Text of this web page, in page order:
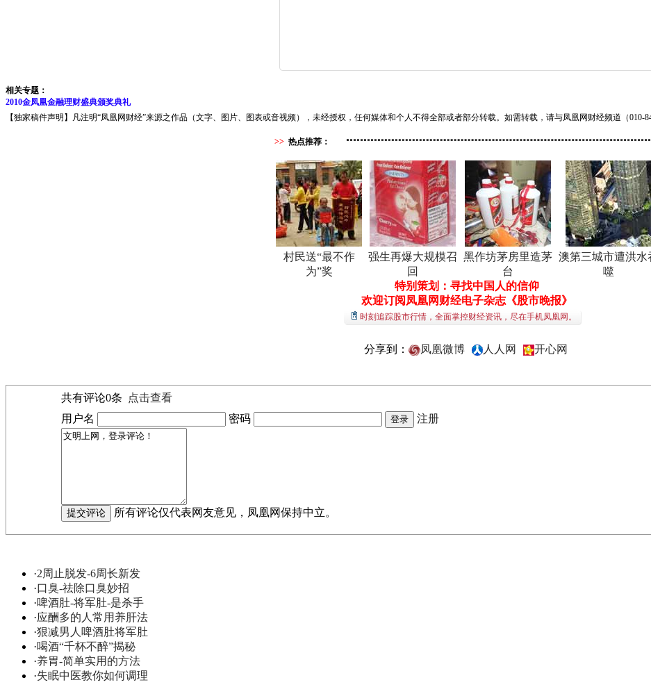
相关专题：
2010金凤凰金融理财盛典颁奖典礼
【独家稿件声明】凡注明“凤凰网财经”来源之作品（文字、图片、图表或音视频），未经授权，任何媒体和个人不得全部或者部分转载。如需转载，请与凤凰网财经频道（010-
>> 热点推荐：
村民送“最不作
为”奖
强生再爆大规模召
回
黑作坊茅房里造茅
台
澳第三城市遭洪水
噬
特别策划：寻找中国人的信仰
欢迎订阅凤凰网财经电子杂志《股市晚报》
时刻追踪股市行情，全面掌控财经资讯，尽在手机凤凰网。
分享到： 凤凰微博 人人网 开心网
共有评论0条
点击查看
用户名
密码 注册
所有评论仅代表网友意见，凤凰网保持中立。
·2周止脱发-6周长新发
·口臭-祛除口臭妙招
·啤酒肚-将军肚-是杀手
·应酬多的人常用养肝法
·狠减男人啤酒肚将军肚
·喝酒“千杯不醉”揭秘
·养胃-简单实用的方法
·失眠中医教你如何调理